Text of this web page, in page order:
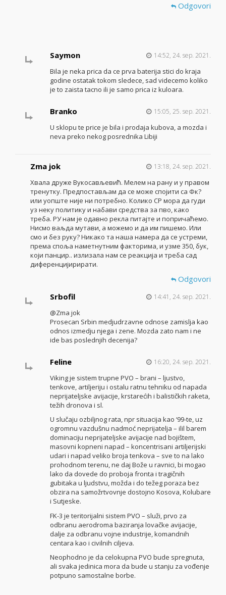
Odgovori
Saymon 14:52, 24. sep. 2021.
Bila je neka prica da ce prva baterija stici do kraja
godine ostatak tokom sledece, sad videcemo koliko
je to zaista tacno ili je samo prica iz kuloara.
Branko 15:05, 25. sep. 2021.
U sklopu te price je bila i prodaja kubova, a mozda i
neva preko nekog posrednika Libiji
Zma jok 13:18, 24. sep. 2021.
Хвала друже Вукосављевић. Мелем на рану и у правом
тренутку. Предпостављам да се може спојити са Фк?
или уопште није ни потребно. Колико СР мора да гуди
уз неку политику и набави средства за пво, како
треба. РУ нам је одавно рекла питајте и попричаћемо.
Нисмо ваљда мутави, а можемо и да им пишемо. Или
смо и без руку? Никако та наша намера да се устреми,
према споља наметнутним факторима, и узме 350, бук,
који панцир.. излизала нам се реакција и треба сад
диференцијирирати.
Odgovori
Srbofil
14:41, 24. sep. 2021.
@Zma jok
Prosecan Srbin medjudrzavne odnose zamislja kao
odnos izmedju njega i zene. Mozda zato nam i ne
ide bas poslednjih decenija?
Feline 16:20, 24. sep. 2021.
Viking je sistem trupne PVO – brani – ljustvo,
tenkove, artiljeriju i ostalu ratnu tehniku od napada
neprijateljske avijacije, krstarećih i balističkih raketa,
težih dronova i sl.
U slučaju ozbiljnog rata, npr situacija kao ‘99-te, uz
ogromnu vazdušnu nadmoć neprijatelja – ilil barem
dominaciju neprijateljske avijacije nad bojištem,
masovni kopneni napad – koncentrisani artiljerijski
udari i napad veliko broja tenkova – sve to na lako
prohodnom terenu, ne daj Bože u ravnici, bi mogao
lako da dovede do proboja fronta i tragičnih
gubitaka u ljudstvu, možda i do težeg poraza bez
obzira na samožrtvovnje dostojno Kosova, Kolubare
i Sutjeske.
FK-3 je teritorijalni sistem PVO – služi, prvo za
odbranu aerodroma baziranja lovačke avijacije,
dalje za odbranu vojne industrije, komandnih
centara kao i civilnih ciljeva.
Neophodno je da celokupna PVO bude spregnuta,
ali svaka jedinica mora da bude u stanju za vođenje
potpuno samostalne borbe.